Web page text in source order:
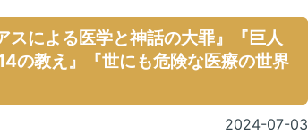
スによる医学と神話の大罪』『巨人
の教え』『世にも危険な医療の世界
2024-07-03